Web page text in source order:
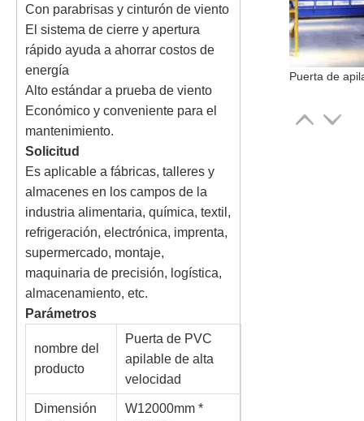
Con parabrisas y cinturón de viento
El sistema de cierre y apertura
rápido ayuda a ahorrar costos de
energía
Alto estándar a prueba de viento
Económico y conveniente para el
mantenimiento.
Solicitud
Es aplicable a fábricas, talleres y
almacenes en los campos de la
industria alimentaria, química, textil,
refrigeración, electrónica, imprenta,
supermercado, montaje,
maquinaria de precisión, logística,
almacenamiento, etc.
Parámetros
nombre del
producto
Puerta de PVC
apilable de alta
velocidad
Dimensión
W12000mm *